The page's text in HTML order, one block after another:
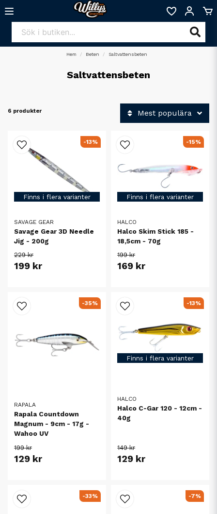
Hem Beten Saltvattensbeten
Saltvattensbeten
6 produkter Mest populära
Finns i flera varianter
SAVAGE GEAR
Savage Gear 3D Needle
Jig - 200g
229 kr
199 kr
-13%
Finns i flera varianter
HALCO
Halco Skim Stick 185 -
18,5cm - 70g
199 kr
169 kr
-15%
RAPALA
Rapala Countdown
Magnum - 9cm - 17g -
Wahoo UV
199 kr
129 kr
-35%
Finns i flera varianter
HALCO
Halco C-Gar 120 - 12cm -
40g
149 kr
129 kr
-13%
-33% -7%